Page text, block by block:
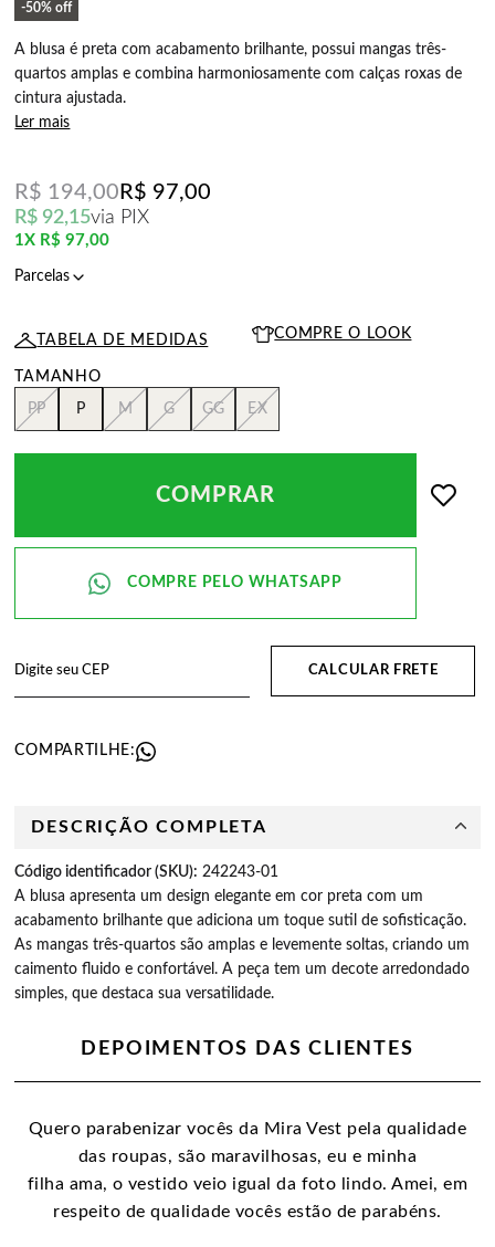
50% off
A blusa é preta com acabamento brilhante, possui mangas três-
quartos amplas e combina harmoniosamente com calças roxas de
cintura ajustada.
Ler mais
R$ 92,15via PIX
R$ 194,00 R$ 97,00
1X R$ 97,00
TABELA DE MEDIDAS COMPRE O LOOK
PP P M G GG EX
COMPRAR
CALCULAR FRETE
COMPARTILHE:
DESCRIÇÃO COMPLETA
Código identificador (SKU): 242243-01
A blusa apresenta um design elegante em cor preta com um
acabamento brilhante que adiciona um toque sutil de sofisticação.
As mangas três-quartos são amplas e levemente soltas, criando um
caimento fluido e confortável. A peça tem um decote arredondado
simples, que destaca sua versatilidade.
DEPOIMENTOS DAS CLIENTES
Quero parabenizar vocês da Mira Vest pela qualidade
das roupas, são maravilhosas, eu e minha
filha ama, o vestido veio igual da foto lindo. Amei, em
respeito de qualidade vocês estão de parabéns.